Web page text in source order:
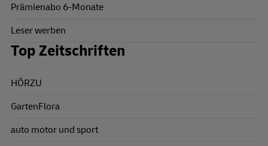
Prämienabo 6-Monate
Leser werben
Top Zeitschriften
HÖRZU
GartenFlora
auto motor und sport